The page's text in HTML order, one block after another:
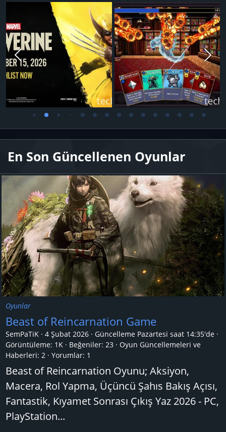
En Son Güncellenen Oyunlar
Oyunlar
Beast of Reincarnation Game
SemPaTiK 4 Şubat 2026 Güncelleme Pazartesi saat 14:35'de
Görüntüleme: 1K
Beğeniler: 23
Oyun Güncellemeleri ve
Haberleri: 2 Yorumlar: 1
Beast of Reincarnation Oyunu; Aksiyon,
Macera, Rol Yapma, Üçüncü Şahıs Bakış Açısı,
Fantastik, Kıyamet Sonrası Çıkış Yaz 2026 - PC,
PlayStation...